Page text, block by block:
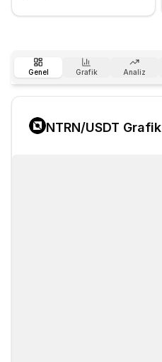
Genel Grafik Analiz
NTRN/USDT Grafik